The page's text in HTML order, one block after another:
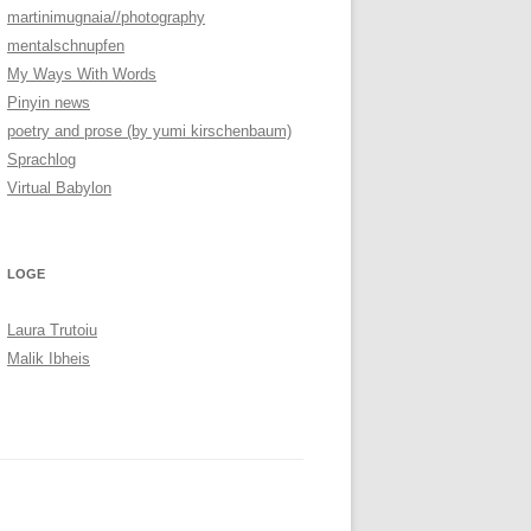
martinimugnaia//photography
mentalschnupfen
My Ways With Words
Pinyin news
poetry and prose (by yumi kirschenbaum)
Sprachlog
Virtual Babylon
LOGE
Laura Trutoiu
Malik Ibheis